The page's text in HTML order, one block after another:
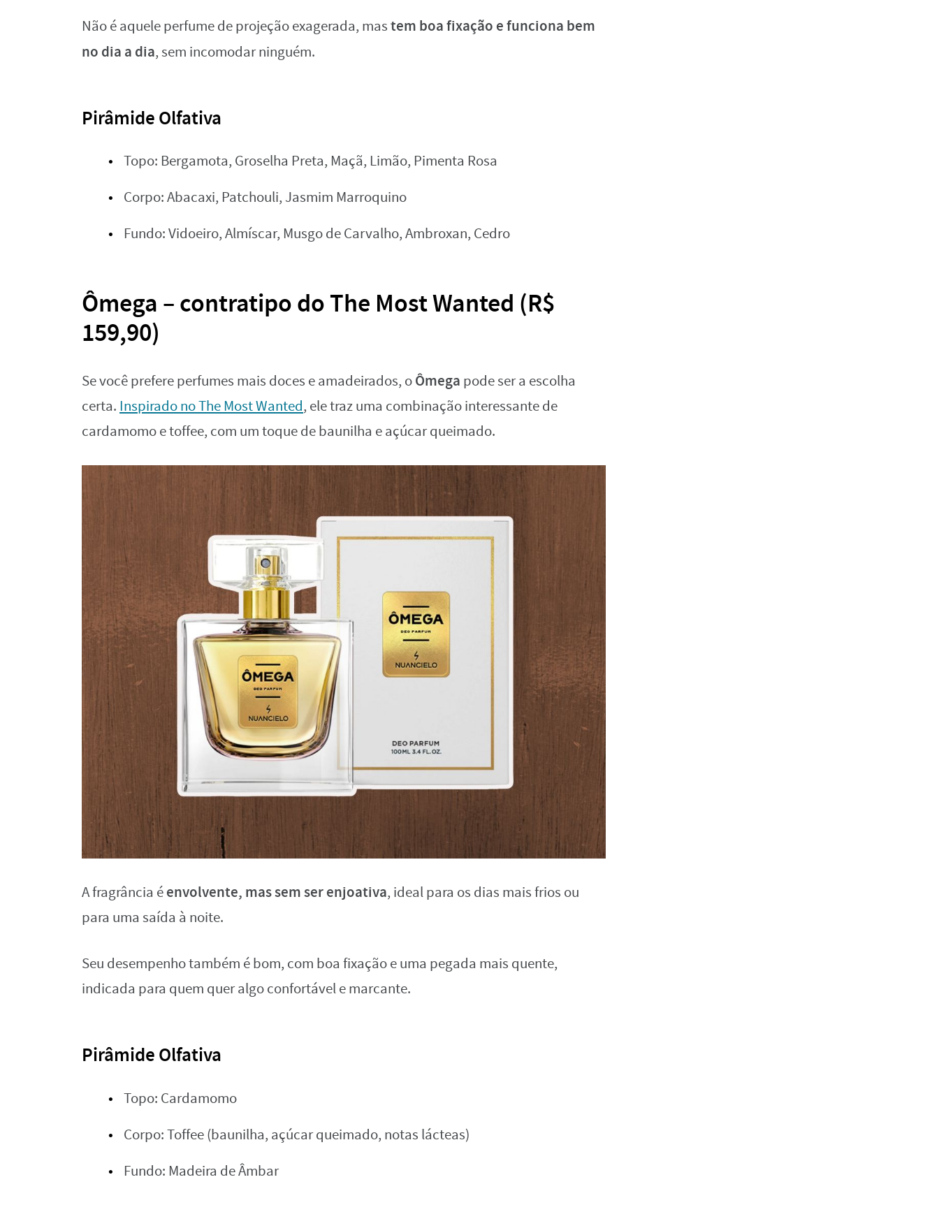
Não é aquele perfume de projeção exagerada, mastem boa fixação e funciona bem
no dia a dia, sem incomodar ninguém.
Pirâmide Olfativa
Topo: Bergamota, Groselha Preta, Maçã, Limão, Pimenta Rosa
Corpo: Abacaxi, Patchouli, Jasmim Marroquino
Fundo: Vidoeiro, Almíscar, Musgo de Carvalho, Ambroxan, Cedro
Ômega – contratipo do The Most Wanted (R$
159,90)
Se você prefere perfumes mais doces e amadeirados, oÔmega pode ser a escolha
certa. Inspirado no The Most Wanted, ele traz uma combinação interessante de
cardamomo e toffee, com um toque de baunilha e açúcar queimado.
A fragrância éenvolvente, mas sem ser enjoativa, ideal para os dias mais frios ou
para uma saída à noite.
Seu desempenho também é bom, com boa fixação e uma pegada mais quente,
indicada para quem quer algo confortável e marcante.
Pirâmide Olfativa
Topo: Cardamomo
Corpo: Toffee (baunilha, açúcar queimado, notas lácteas)
Fundo: Madeira de Âmbar